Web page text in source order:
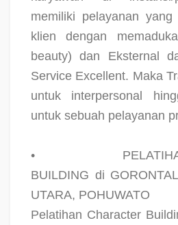
memiliki pelayanan yang
klien dengan
beauty) dan Eksternal
Service Excellent. Maka
untuk interpersonal
untuk sebuah pelayanan
•
BUILDING di
UTARA, POHUWATO
Pelatihan Character